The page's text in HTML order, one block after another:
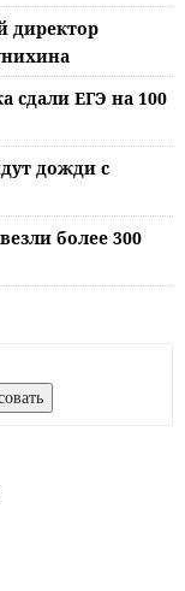
директор
сдали ЕГЭ на 100
дожди с
более 300